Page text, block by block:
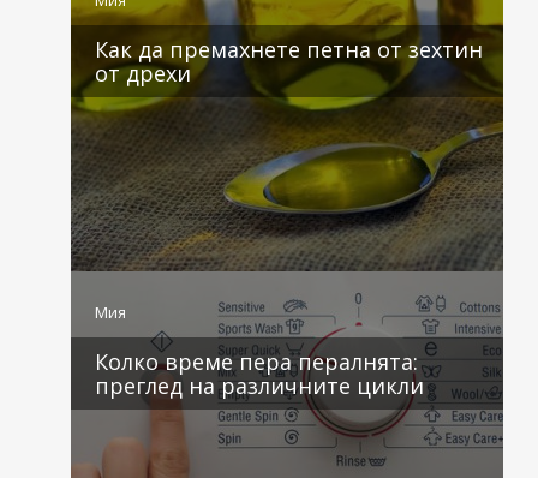
Как да премахнете петна от зехтин
от дрехи
Мия
Колко време пера пералнята:
преглед на различните цикли